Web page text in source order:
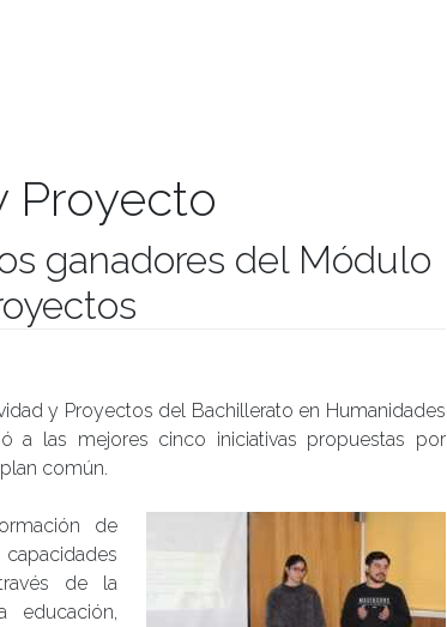
Proyecto
ganadores del Módulo
y Proyectos del Bachillerato en Humanidades
a las mejores cinco iniciativas propuestas por
común.
de
de la
educación,